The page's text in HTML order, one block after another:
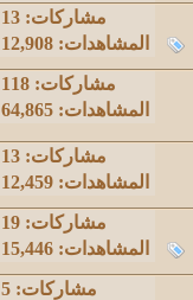
مشاركات: 13
المشاهدات: 12,908
مشاركات: 118
المشاهدات: 64,865
مشاركات: 13
المشاهدات: 12,459
مشاركات: 19
المشاهدات: 15,446
مشاركات: 5